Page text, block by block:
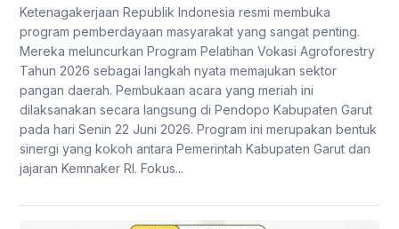
Ketenagakerjaan Republik Indonesia resmi membuka
program pemberdayaan masyarakat yang sangat penting.
Mereka meluncurkan Program Pelatihan Vokasi Agroforestry
Tahun 2026 sebagai langkah nyata memajukan sektor
pangan daerah. Pembukaan acara yang meriah ini
dilaksanakan secara langsung di Pendopo Kabupaten Garut
pada hari Senin 22 Juni 2026. Program ini merupakan bentuk
sinergi yang kokoh antara Pemerintah Kabupaten Garut dan
jajaran Kemnaker RI. Fokus...